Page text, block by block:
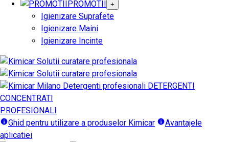
PROMOTII +
Igienizare Suprafete
Igienizare Maini
Igienizare Incinte
DETERGENTI
CONCENTRATI
PROFESIONALI
Ghid pentru utilizare a produselor Kimicar
Avantajele
aplicatiei